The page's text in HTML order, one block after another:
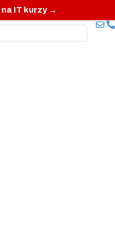
na IT kurzy →